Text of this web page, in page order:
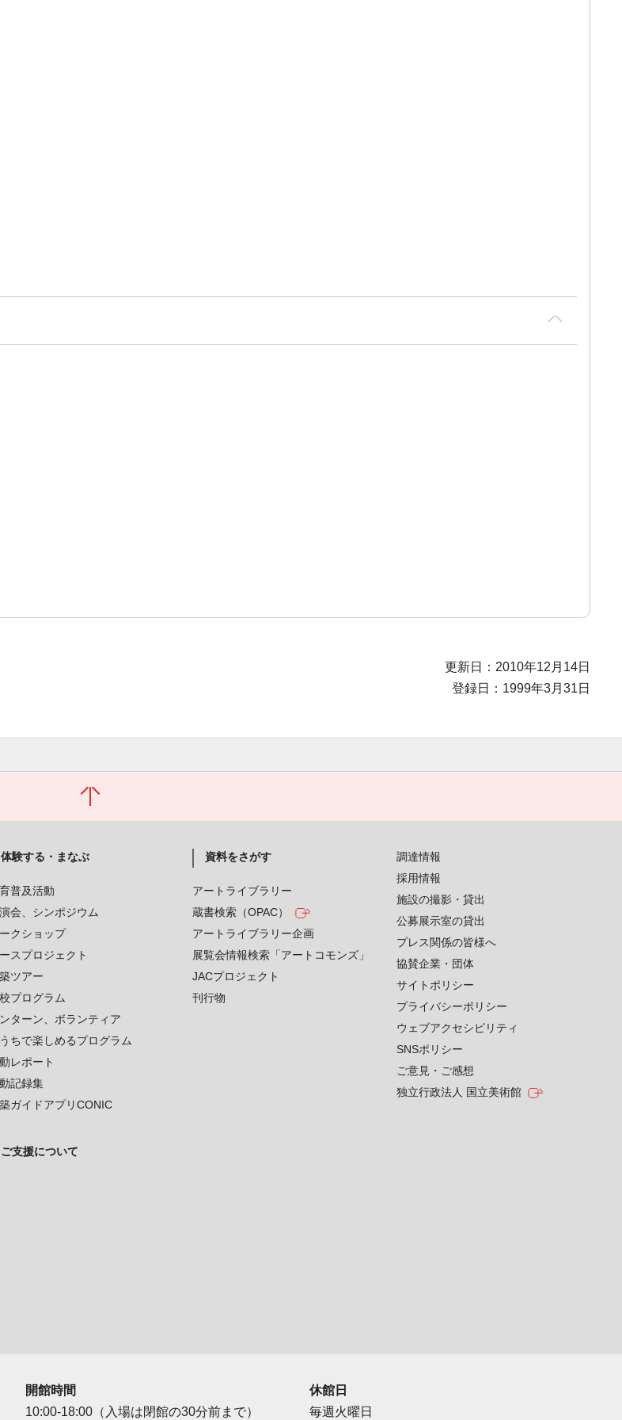
更新日：2010年12月14日
登録日：1999年3月31日
体験する・まなぶ
普及活動
会、シンポジウム
クショップ
スプロジェクト
ツアー
プログラム
ターン、ボランティア
ちで楽しめるプログラム
レポート
記録集
ガイドアプリCONIC
資料をさがす
アートライブラリー
蔵書検索（OPAC）
アートライブラリー企画
展覧会情報検索「アートコモンズ」
JACプロジェクト
刊行物
ご支援について
調達情報
採用情報
施設の撮影・貸出
公募展示室の貸出
プレス関係の皆様へ
協賛企業・団体
サイトポリシー
プライバシーポリシー
ウェブアクセシビリティ
SNSポリシー
ご意見・ご感想
独立行政法人 国立美術館
開館時間
10:00-18:00（入場は閉館の30分前まで）
休館日
毎週火曜日